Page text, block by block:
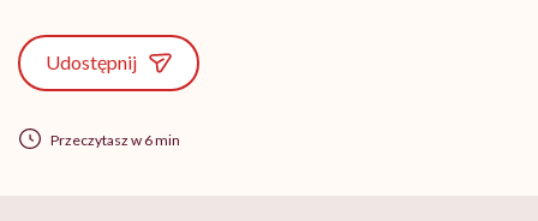
Udostępnij
Przeczytasz w 6 min